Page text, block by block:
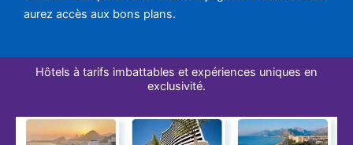
aurez accès aux bons plans.
Hôtels à tarifs imbattables et expériences uniques en
exclusivité.